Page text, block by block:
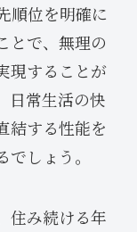
順位を明確に
とで、無理の
現することが
日常生活の快
結する性能を
しょう。
住み続ける年